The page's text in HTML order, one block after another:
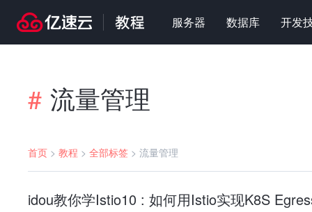
服务器 数据库 开发
# 流量管理
首页 > 教程 > 全部标签 > 流量管理
idou教你学Istio10 : 如何用Istio实现K8S